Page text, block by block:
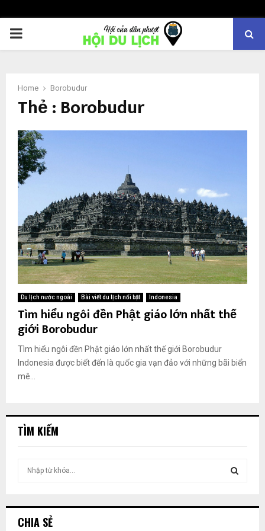
PRIMARY
Home Borobudur
Thẻ : Borobudur
Du lịch nước ngoài Bài viết du lịch nổi bật Indonesia
Tìm hiểu ngôi đền Phật giáo lớn nhất thế
giới Borobudur
Tìm hiểu ngôi đền Phật giáo lớn nhất thế giới Borobudur
Indonesia được biết đến là quốc gia vạn đảo với những bãi biển
mê...
TÌM KIẾM
ế
CHIA SẺ